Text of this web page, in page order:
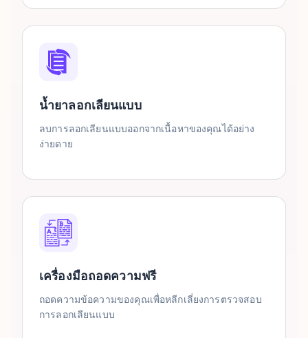
น้ำยาลอกเลียนแบบ
ลบการลอกเลียนแบบออกจากเนื้อหาของคุณได้อย่าง
ง่ายดาย
เครื่องมือถอดความฟรี
ถอดความข้อความของคุณเพื่อหลีกเลี่ยงการตรวจสอบ
การลอกเลียนแบบ